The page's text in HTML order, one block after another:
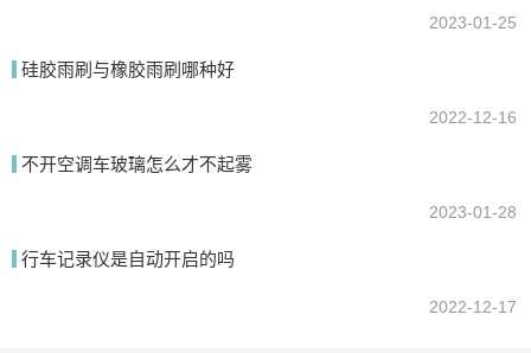
2023-01-25
硅胶雨刷与橡胶雨刷哪种好
2022-12-16
不开空调车玻璃怎么才不起雾
2023-01-28
行车记录仪是自动开启的吗
2022-12-17